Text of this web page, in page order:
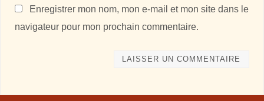
Enregistrer mon nom, mon e-mail et mon site dans le
navigateur pour mon prochain commentaire.